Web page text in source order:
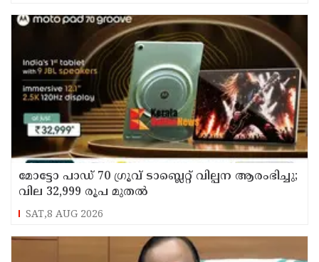
മോട്ടോ പാഡ് 70 ഗ്രൂവ് ടാബ്ലെറ്റ് വില്പന ആരംഭിച്ചു;
വില 32,999 രൂപ മുതൽ
SAT,8 AUG 2026